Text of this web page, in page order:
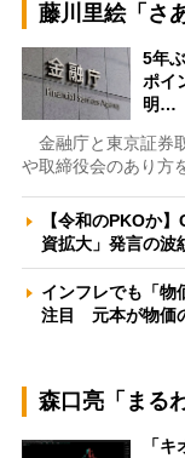
藤川里絵「さ
5年
ポイ
明…
金融庁と東京証券
や取締役会のあり方
【令和のPKOか
資拡大」発言の
インフレでも「物
注目 元本が物価
森口亮「まる
「